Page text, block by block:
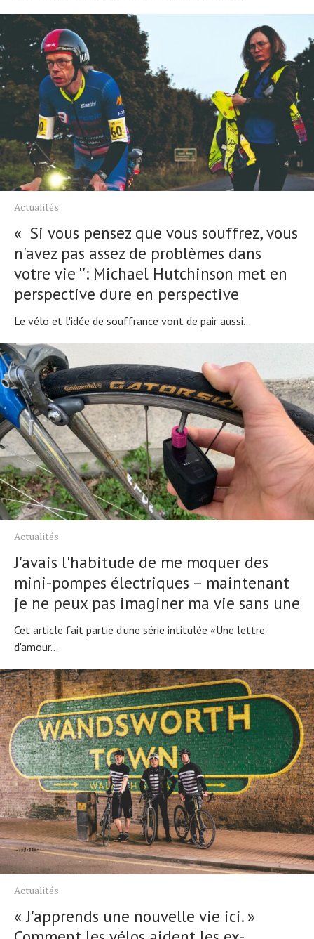
Actualités
« Si vous pensez que vous souffrez, vous
n'avez pas assez de problèmes dans
votre vie '': Michael Hutchinson met en
perspective dure en perspective
Le vélo et l'idée de souffrance vont de pair aussi...
Actualités
J'avais l'habitude de me moquer des
mini-pompes électriques – maintenant
je ne peux pas imaginer ma vie sans une
Cet article fait partie d'une série intitulée «Une lettre
d'amour...
Actualités
« J'apprends une nouvelle vie ici. »